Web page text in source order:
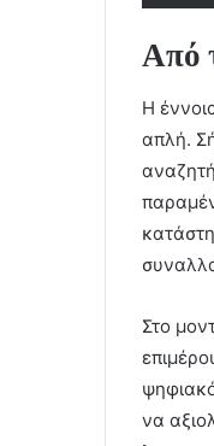
Από
Η
απλή.
Στο
να